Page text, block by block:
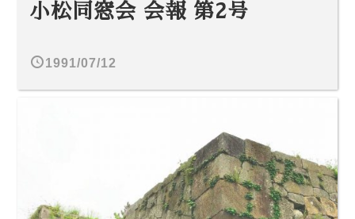
小松同窓会 会報 第2号
1991/07/12